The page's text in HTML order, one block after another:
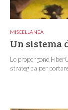
MISCELLANEA
Un sistema
Lo propongono
strategica per